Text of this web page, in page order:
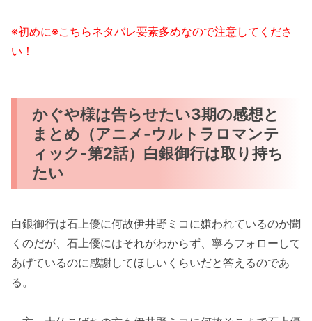
※初めに※こちらネタバレ要素多めなので注意してくださ
い！
かぐや様は告らせたい3期の感想と
まとめ（アニメ-ウルトラロマンテ
ィック-第2話）白銀御行は取り持ち
たい
白銀御行は石上優に何故伊井野ミコに嫌われているのか聞
くのだが、石上優にはそれがわからず、寧ろフォローして
あげているのに感謝してほしいくらいだと答えるのであ
る。